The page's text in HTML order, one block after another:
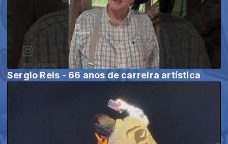
Sergio Reis - 66 anos de carreira artística